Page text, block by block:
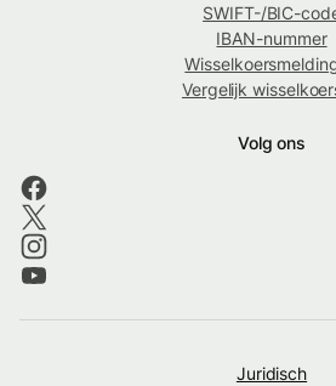
SWIFT-/BIC-
IBAN-nummer
Vergelijk
Volg ons
Juridisch